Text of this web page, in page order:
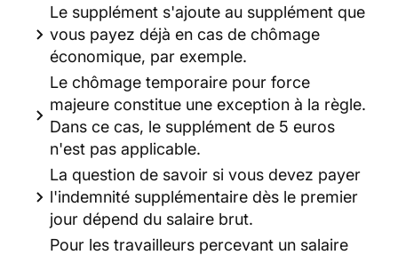
Le supplément s'ajoute au supplément que
vous payez déjà en cas de chômage
économique, par exemple.
Le chômage temporaire pour force
majeure constitue une exception à la règle.
Dans ce cas, le supplément de 5 euros
n'est pas applicable.
La question de savoir si vous devez payer
l'indemnité supplémentaire dès le premier
jour dépend du salaire brut.
Pour les travailleurs percevant un salaire